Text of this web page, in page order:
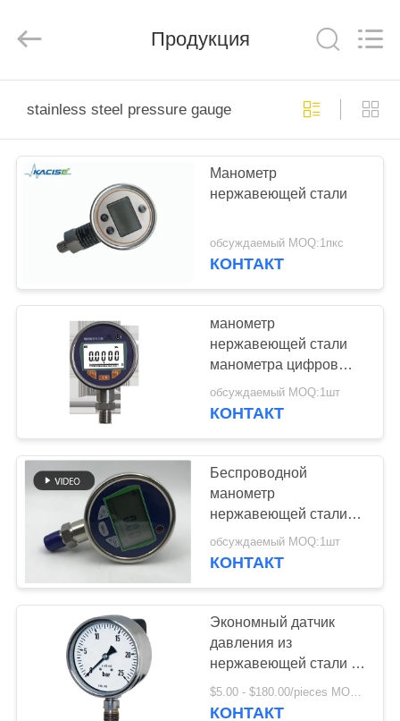
ПРОДУКТЫ
РОЛИКИ
НАС
ПУТЕШЕСТВИЕ
ФАБРИКИ
ПРОВЕРКА
КАЧЕСТВА
СВЯЖИТЕСЬ
МЫ
НОВОСТИ
СЛУЧАИ
Co.,Ltd..
Продукция
stainless steel pressure gauge
Манометр
нержавеющей стали
обсуждаемый MOQ:1пкс
КОНТАКТ
манометр
нержавеющей стали
манометра цифров
точности 0.6Кг с
регистратором данных
обсуждаемый MOQ:1шт
КОНТАКТ
Беспроводной
манометр
нержавеющей стали
высокой точности с
регистратором данных
обсуждаемый MOQ:1шт
КОНТАКТ
Экономный датчик
давления из
нержавеющей стали с
степенью точности
±1,6%, ±2,5%
КОНТАКТ